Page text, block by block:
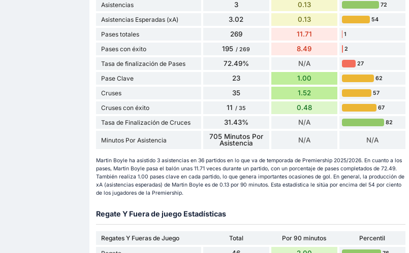
Asistencias
3 0.13 72
Asistencias Esperadas (xA) 3.02 0.13 54
Pases totales 269 11.71 1
Pases con éxito 195 / 269 8.49 2
Tasa de finalización de Pases 72.49% N/A 27
Pase Clave 23 1.00 62
Cruses 35 1.52 57
Cruses con éxito 11 / 35 0.48 67
Tasa de Finalización de Cruces 31.43% N/A 82
Minutos Por Asistencia
705 Minutos Por
Asistencia
N/A N/A
Martin Boyle ha asistido 3 asistencias en 36 partidos en lo que va de temporada de Premiership 2025/2026. En cuanto a los
pases, Martin Boyle pasa el balón unas 11.71 veces durante un partido, con un porcentaje de pases completados de 72.49.
También realiza 1.00 pases clave en cada partido, lo que genera importantes ocasiones de gol. En general, la producción de
xA (asistencias esperadas) de Martin Boyle es de 0.13 por 90 minutos. Esta estadística le sitúa por encima del 54 por ciento
de los jugadores de la Premiership.
Regate Y Fuera de juego Estadísticas
Regates Y Fueras de Juego Total Por 90 minutos
Percentil